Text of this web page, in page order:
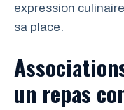
expression
sa place.
un repas